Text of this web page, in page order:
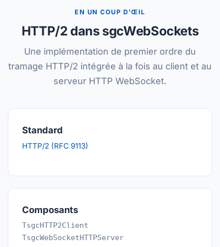
EN UN COUP D'ŒIL
HTTP/2 dans sgcWebSockets
Une implémentation de premier ordre du
tramage HTTP/2 intégrée à la fois au client et au
serveur HTTP WebSocket.
Standard
HTTP/2 (RFC 9113)
Composants
TsgcHTTP2Client
TsgcWebSocketHTTPServer